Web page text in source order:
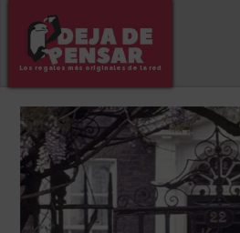
Los regalos más originales de la red